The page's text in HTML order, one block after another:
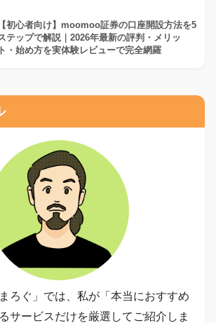
【初心者向け】moomoo証券の口座開設方法を5
テップで解説｜2026年最新の評判・メリッ
ト・始め方を実体験レビューで完全網羅
ろぐ」では、私が「本当におすすめ
サービスだけを厳選してご紹介しま